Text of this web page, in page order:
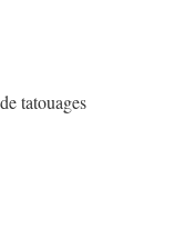
tatouages